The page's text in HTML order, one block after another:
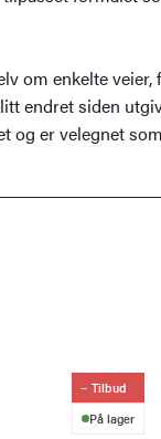
om enkelte
endret siden
og er velegnet
Tilbud
På lager